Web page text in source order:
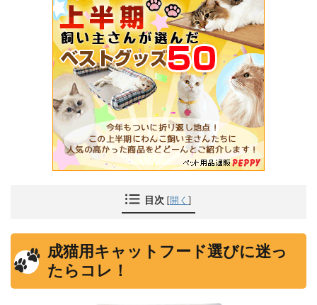
目次 [開く ]
成猫用キャットフード選びに迷っ
たらコレ！